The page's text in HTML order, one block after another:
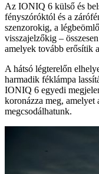
Az IONIQ 6 külső és
fényszóróktól és a
szenzorokig, a
visszajelzőkig –
amelyek tovább erősítik
A hátsó légterelőn
harmadik féklámpa
IONIQ 6 egyedi
koronázza meg, amelyet
megcsodálhatunk.